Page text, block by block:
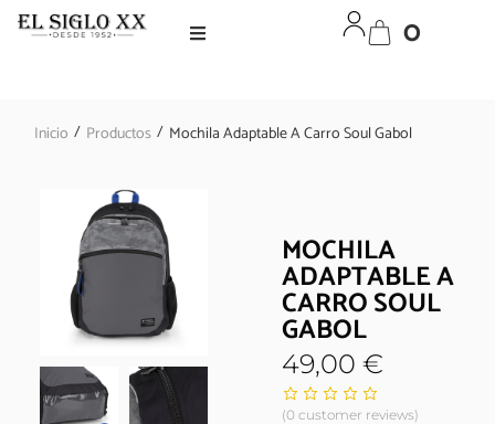
0
Inicio / Productos / Mochila Adaptable A Carro Soul Gabol
MOCHILA
ADAPTABLE A
CARRO SOUL
GABOL
49,00€
(0 customer reviews)